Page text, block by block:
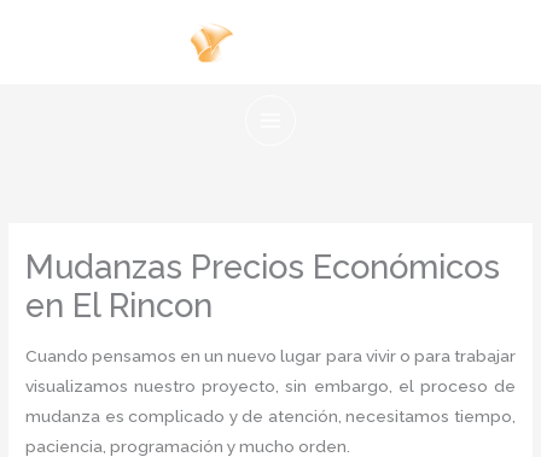
Mudanzas Precios Económicos
en El Rincon
Cuando pensamos en un nuevo lugar para vivir o para trabajar
visualizamos nuestro proyecto, sin embargo, el proceso de
mudanza es complicado y de atención, necesitamos tiempo,
paciencia, programación y mucho orden.